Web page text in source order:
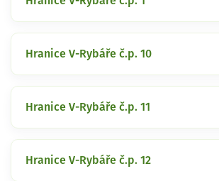
Hranice V-Rybáře č.p. 10
Hranice V-Rybáře č.p. 11
Hranice V-Rybáře č.p. 12